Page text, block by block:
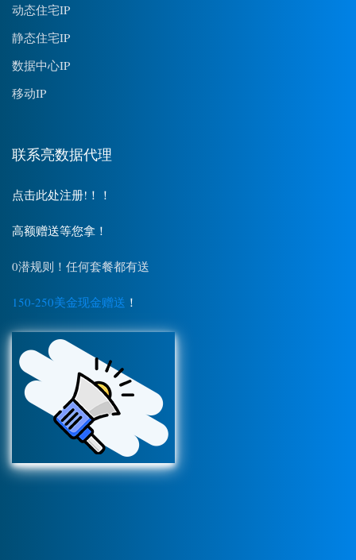
动态住宅IP
静态住宅IP
数据中心IP
移动IP
联系亮数据代理
点击此处注册!！！
高额赠送等您拿！
0潜规则！任何套餐都有送
150-250美金现金赠送 ！